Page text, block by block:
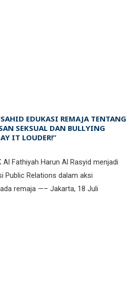
EDUKASI REMAJA TENTANG
SEKSUAL DAN BULLYING
IT LOUDER!”
Fathiyah Harun Al Rasyid menjadi
Public Relations dalam aksi
remaja —– Jakarta, 18 Juli